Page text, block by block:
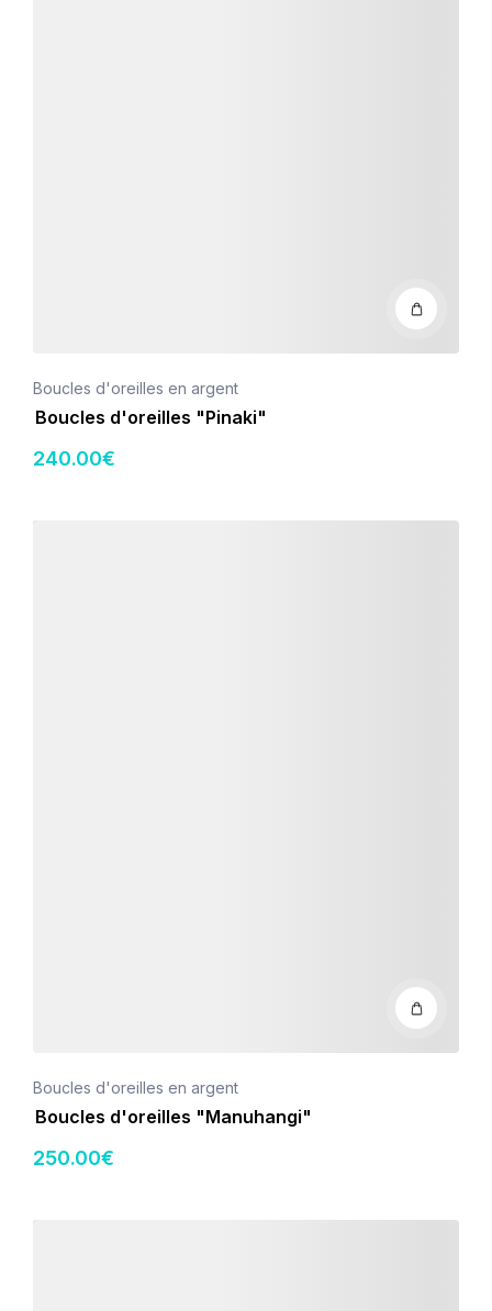
Boucles d'oreilles en argent
Boucles d'oreilles "Pinaki"
240.00€
Boucles d'oreilles en argent
Boucles d'oreilles "Manuhangi"
250.00€